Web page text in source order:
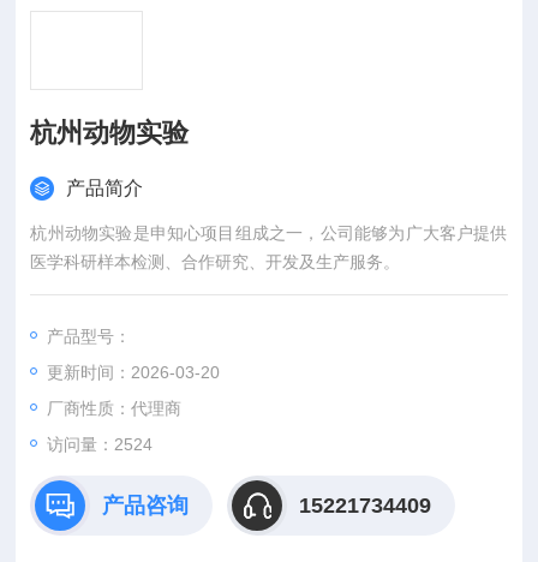
杭州动物实验
产品简介
杭州动物实验是申知心项目组成之一，公司能够为广大客户提供
医学科研样本检测、合作研究、开发及生产服务。
产品型号：
更新时间：2026-03-20
厂商性质：代理商
访问量：2524
产品咨询 15221734409